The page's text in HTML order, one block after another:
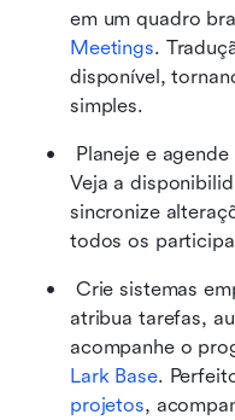
em um quadro
Meetings.
disponível,
simples.
Planeje e
Veja a
sincronize
todos os
Crie sistemas
atribua tarefas,
acompanhe o
Lark Base.
projetos,